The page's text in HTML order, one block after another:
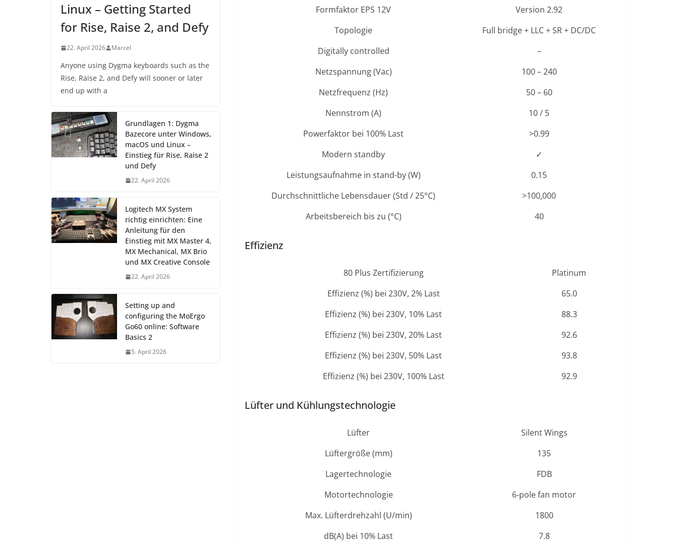
Formfaktor EPS 12V
Version 2.92
Topologie
Full bridge + LLC + SR + DC/DC
Digitally controlled
–
Netzspannung (Vac)
100 – 240
Netzfrequenz (Hz)
50 – 60
Nennstrom (A)
10 / 5
Powerfaktor bei 100% Last
>0.99
Modern standby
✓
Leistungsaufnahme in stand-by (W)
0.15
Durchschnittliche Lebensdauer (Std / 25°C)
>100,000
Arbeitsbereich bis zu (°C)
40
Effizienz
80 Plus Zertifizierung
Platinum
Effizienz (%) bei 230V, 2% Last
65.0
Effizienz (%) bei 230V, 10% Last
88.3
Effizienz (%) bei 230V, 20% Last
92.6
Effizienz (%) bei 230V, 50% Last
93.8
Effizienz (%) bei 230V, 100% Last
92.9
Lüfter und Kühlungstechnologie
Lüfter
Silent Wings
Lüftergröße (mm)
135
Lagertechnologie
FDB
Motortechnologie
6-pole fan motor
Max. Lüfterdrehzahl (U/min)
1800
dB(A) bei 10% Last
7.8
Linux – Getting Started
for Rise, Raise 2, and Defy
22. April 2026 Marcel
Anyone using Dygma keyboards such as the
Rise, Raise 2, and Defy will sooner or later
end up with a
Grundlagen 1: Dygma
Bazecore unter Windows,
macOS und Linux –
Einstieg für Rise, Raise 2
und Defy
22. April 2026
Logitech MX System
richtig einrichten: Eine
Anleitung für den
Einstieg mit MX Master 4,
MX Mechanical, MX Brio
und MX Creative Console
22. April 2026
Setting up and
configuring the MoErgo
Go60 online: Software
Basics 2
5. April 2026